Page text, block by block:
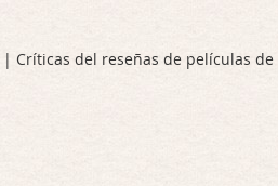
| Críticas del reseñas de películas de